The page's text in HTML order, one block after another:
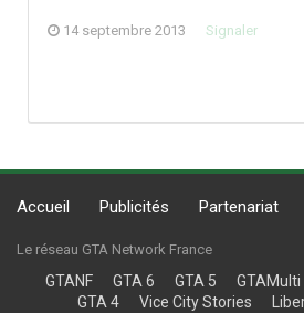
14 septembre 2013 Signaler
Accueil Publicités Partenariat
Le réseau GTA Network France
GTANF GTA 6 GTA 5 GTAMulti
GTA 4
Vice City Stories